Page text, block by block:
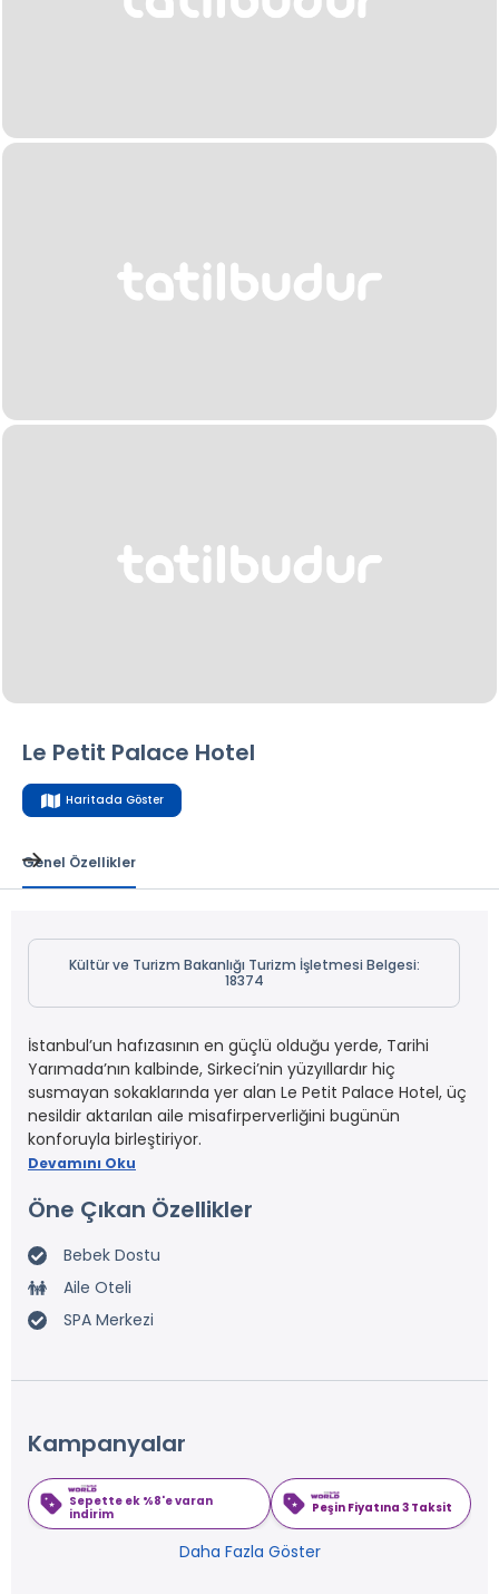
Le Petit Palace Hotel
Haritada Göster
Genel Özellikler
Kültür ve Turizm Bakanlığı Turizm İşletmesi Belgesi:
18374
İstanbul’un hafızasının en güçlü olduğu yerde, Tarihi
Yarımada’nın kalbinde, Sirkeci’nin yüzyıllardır hiç
susmayan sokaklarında yer alan Le Petit Palace Hotel, üç
nesildir aktarılan aile misafirperverliğini bugünün
konforuyla birleştiriyor.
Devamını Oku
Öne Çıkan Özellikler
Bebek Dostu
Aile Oteli
SPA Merkezi
Kampanyalar
Sepette ek %8'e varan
indirim
Peşin Fiyatına 3 Taksit
Daha Fazla Göster